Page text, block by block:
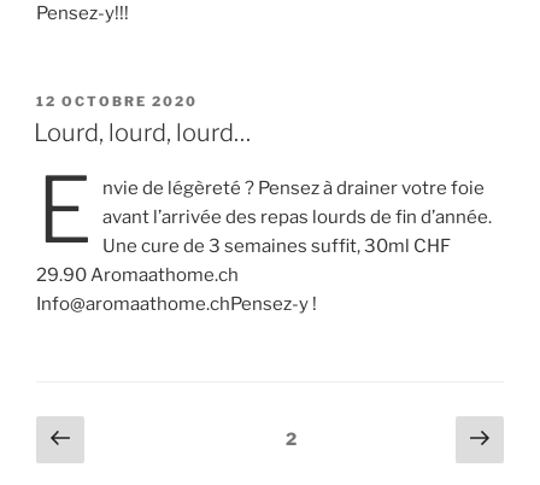
Pensez-y!!!
PUBLIÉ
LE
12 OCTOBRE 2020
Lourd, lourd, lourd…
E
nvie de légèreté ? Pensez à drainer votre foie
avant l’arrivée des repas lourds de fin d’année.
Une cure de 3 semaines suffit, 30ml CHF
29.90 Aromaathome.ch
Info@aromaathome.chPensez-y !
Navigation
des
Page
précédente
Page2
Page